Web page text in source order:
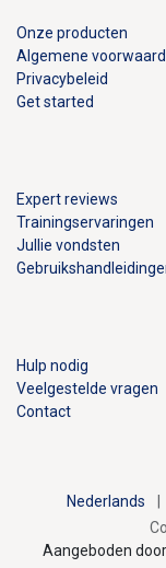
Onze producten
Algemene
Privacybeleid
Get started
Expert reviews
Trainingservaringen
Jullie vondsten
Hulp nodig
Veelgestelde vragen
Contact
Nederlands
Aangeboden door